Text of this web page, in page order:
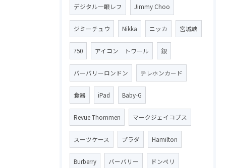
デジタル一眼レフ Jimmy Choo
ジミーチュウ Nikka ニッカ 宮城峡
750 アイコン トワール 銀
バーバリーロンドン テレホンカード
食器 iPad Baby-G
Revue Thommen マークジェイコブス
スーツケース プラダ Hamilton
Burberry バーバリー ドンペリ